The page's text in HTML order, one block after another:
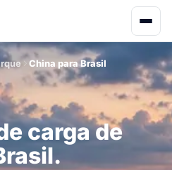
China para Brasil
carga de